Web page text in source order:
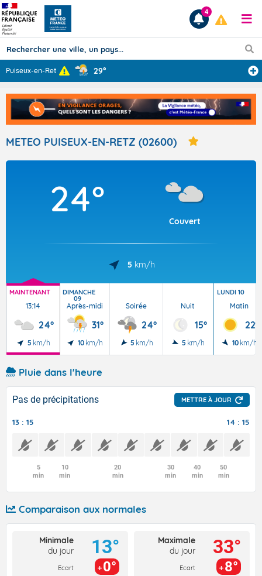
Prévisions
TOUS LES RÉSULTATS
Articles
4
Puiseux-en-Retz... 29°
METEO PUISEUX-EN-RETZ (02600)
24°
Couvert
5 km/h
MAINTENANT
13:14
24°
5 km/h
DIMANCHE
09
Après-midi
31°
10 km/h
Soirée
24°
5 km/h
Nuit
15°
5 km/h
LUNDI 10
Matin
22°
10 km/h
Pluie dans l'heure
Pas de précipitations METTRE À JOUR
13 : 15 14 : 15
5
min
10
min
20
min
30
min
40
min
50
min
Comparaison aux normales
Minimale
du jour
Ecart
13°
0°
Maximale
du jour
Ecart
33°
8°